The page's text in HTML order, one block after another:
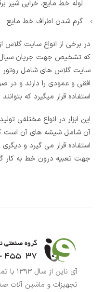
لوله خط مایع، خرابی شیر
گرم شدن اطراف خط مایع
در برخی از انواع سایت گلاس
که تشخیص جهت جریان سیال
سایت گلاس های شامل روتور
افقی و عمودی را دارند و در
استفاده قرار میگیرد که
این ابزار در انواع مختلفی
آن شامل شیشه های آن است
استفاده قرار می گیرد و
جهت تعبیه درون خط به کار
آی
تجهیزات و ماشین آلات